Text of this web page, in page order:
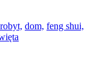
dom, feng shui,